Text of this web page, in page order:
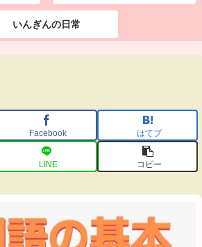
いんぎんの日常
Facebook はてブ
LINE コピー